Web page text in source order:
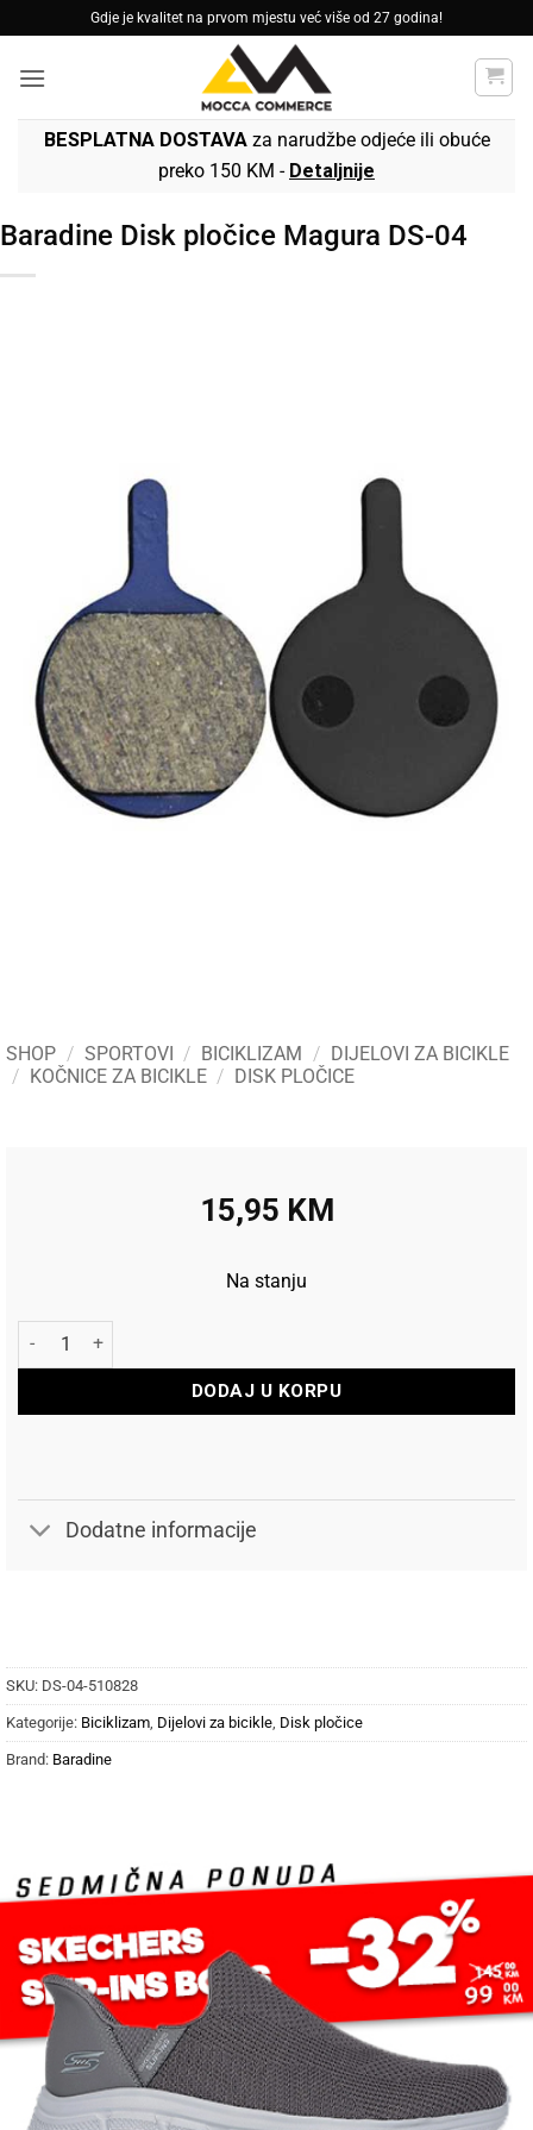
to
content
Gdje je kvalitet na prvom mjestu već više od 27 godina!
BESPLATNA DOSTAVAza narudžbe odjeće ili obuće
preko 150 KM - Detaljnije
Baradine Disk pločice Magura DS-04
SHOP / SPORTOVI / BICIKLIZAM / DIJELOVI ZA BICIKLE
/ KOČNICE ZA BICIKLE / DISK PLOČICE
15,95 KM
Na stanju
Baradine Disk pločice Magura DS-04 količina
DODAJ U KORPU
Dodatne informacije
SKU: DS-04-510828
Kategorije: Biciklizam, Dijelovi za bicikle, Disk pločice
Brand: Baradine